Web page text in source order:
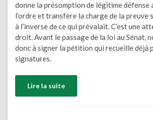
donne la présomption de légitime défense
l’ordre et transfère la charge de la preuve
à l’inverse de ce qui prévalait. C’est une
droit. Avant le passage de la loi au Sénat,
donc à signer la pétition qui recueille déjà
signatures.
Lire la suite